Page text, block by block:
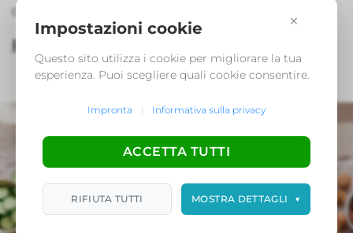
della dieta.
Per saperne di più
×
Impostazioni cookie
Questo sito utilizza i cookie per migliorare la tua
esperienza. Puoi scegliere quali cookie consentire.
Impronta | Informativa sulla privacy
RIFIUTA TUTTI
ACCETTA TUTTI
MOSTRA DETTAGLI ▼